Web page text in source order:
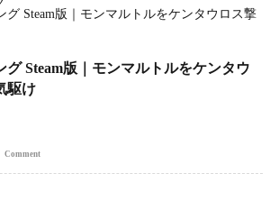
グ Steam版｜モンマルトルをケンタウ
駆け
Comment